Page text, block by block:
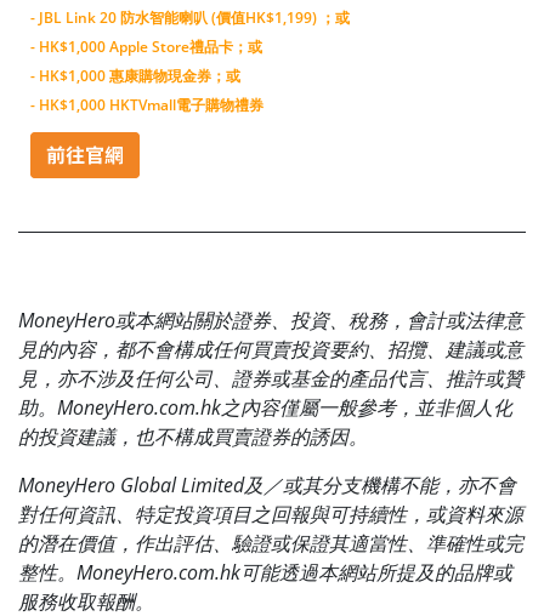
- JBL Link 20 防水智能喇叭 (價值HK$1,199) ；或
- HK$1,000 Apple Store禮品卡；或
- HK$1,000 惠康購物現金券；或
- HK$1,000 HKTVmall電子購物禮券
MoneyHero或本網站關於證券、投資、稅務，會計或法律意
見的內容，都不會構成任何買賣投資要約、招攬、建議或意
見，亦不涉及任何公司、證券或基金的產品代言、推許或贊
助。MoneyHero.com.hk之內容僅屬一般參考，並非個人化
的投資建議，也不構成買賣證券的誘因。
MoneyHero Global Limited及／或其分支機構不能，亦不會
對任何資訊、特定投資項目之回報與可持續性，或資料來源
的潛在價值，作出評估、驗證或保證其適當性、準確性或完
整性。MoneyHero.com.hk可能透過本網站所提及的品牌或
服務收取報酬。